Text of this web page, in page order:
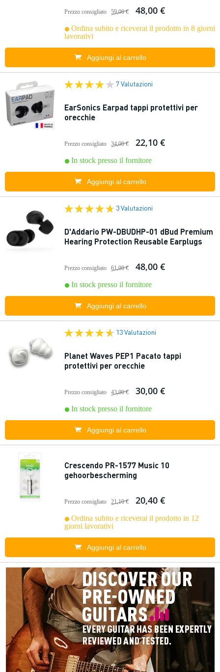
Prezzo consigliato 59,00 € 48,00 €
Ordina subito e riceverai il prodotto in 8 giorni
lavorativi
Aggiungi al carrello
7 Valutazioni
EarSonics Earpad tappi protettivi per
orecchie
Prezzo consigliato 34,00 € 22,10 €
In stock presso il fornitore
Aggiungi al carrello
3 Valutazioni
D'Addario PW-DBUDHP-01 dBud Premium
Hearing Protection Reusable Earplugs
Prezzo consigliato 61,00 € 48,00 €
In stock presso il fornitore
Aggiungi al carrello
13 Valutazioni
Planet Waves PEP1 Pacato tappi
protettivi per orecchie
Prezzo consigliato 43,00 € 30,00 €
In stock presso il fornitore
Aggiungi al carrello
Crescendo PR-1577 Music 10
gehoorbescherming
Prezzo consigliato 21,10 € 20,40 €
Ordina subito e riceverai il prodotto in 12
giorni lavorativi
Aggiungi al carrello